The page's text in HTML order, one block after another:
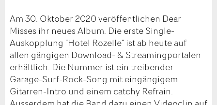
Am 30. Oktober 2020 veröffentlichen Dear
Misses ihr neues Album. Die erste Single-
Auskopplung "Hotel Rozelle" ist ab heute auf
allen gängigen Download- & Streamingportalen
erhältlich. Die Nummer ist ein treibender
Garage-Surf-Rock-Song mit eingängigem
Gitarren-Intro und einem catchy Refrain.